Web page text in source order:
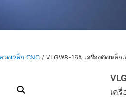
วดเหล็ก CNC / VLGW8-16A เครื่องดัดเหล็ก
เค